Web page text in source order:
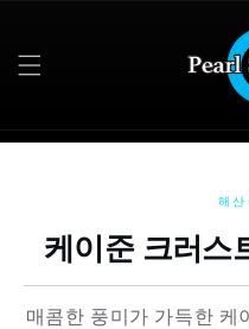
해
케이준 크러스
매콤한 풍미가 가득한 케